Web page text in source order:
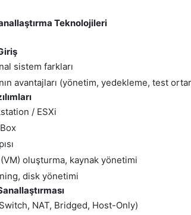
Teknolojileri
sistem farkları
avantajları (yönetim, yedekleme, test
/ ESXi
oluşturma, kaynak yönetimi
disk yönetimi
NAT, Bridged, Host-Only)